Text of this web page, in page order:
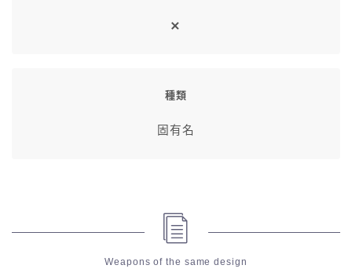
種類
固有名
Weapons of the same design